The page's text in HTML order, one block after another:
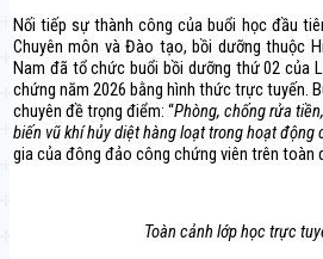
Nối tiếp sự thành công của buổi học đầu
Chuyên môn và Đào tạo, bồi dưỡng thuộc
Nam đã tổ chức buổi bồi dưỡng thứ 02 của
chứng năm 2026 bằng hình thức trực tuyến.
chuyên đề trọng điểm: “Phòng, chống rửa
biến vũ khí hủy diệt hàng loạt trong hoạt động
gia của đông đảo công chứng viên trên toàn
Toàn cảnh lớp học trực